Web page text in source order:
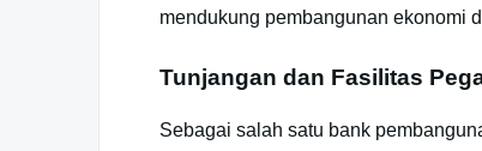
mendukung pembangunan ekonomi
Tunjangan dan Fasilitas
Sebagai salah satu bank